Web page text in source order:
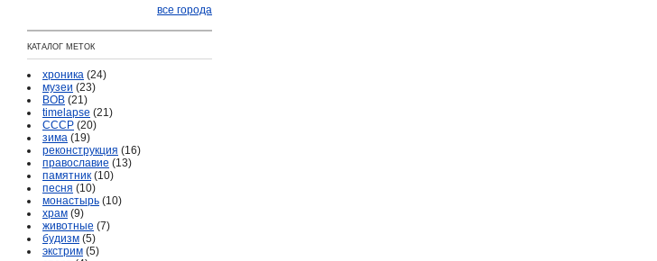
все города
КАТАЛОГ МЕТОК
хроника (24)
музеи (23)
ВОВ (21)
timelapse (21)
СССР (20)
зима (19)
реконструкция (16)
православие (13)
памятник (10)
песня (10)
монастырь (10)
храм (9)
животные (7)
будизм (5)
экстрим (5)